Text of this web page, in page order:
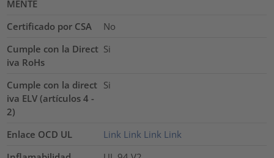
MENTE
Certificado por CSA
No
Cumple con la Direct
iva RoHs
Si
Cumple con la direct
iva ELV (artículos 4 -
2)
Si
Enlace OCD UL Link Link Link Link